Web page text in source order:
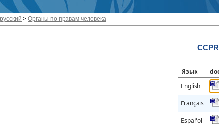
русский > Органы по правам человека
Язык
English
Français
Español